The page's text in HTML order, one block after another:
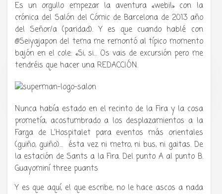
Tu radio y podcast sobre manga,
anime y cultura japonesa ツ
Es un orgullo empezar la aventura «webil» con la
crónica del Salón del Cómic de Barcelona de 2013 año
del Señor/a (paridad). Y es que cuando hablé con
@Seiyajapon del tema me remontó al típico momento
bajón en el cole: «Si, si… Os vais de excursión pero me
tendréis que hacer una REDACCIÓN.
Nunca había estado en el recinto de la Fira y la cosa
prometía, acostumbrado a los desplazamientos a la
Farga de L’Hospitalet para eventos más orientales
(guiño, guiño)… ésta vez ni metro, ni bus, ni gaitas. De
la estación de Sants a la Fira. Del punto A al punto B.
Guayominí three puants
Y es que aquí, el que escribe, no le hace ascos a nada